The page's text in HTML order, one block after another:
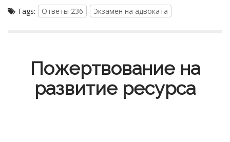
Tags: Ответы 236 Экзамен на адвоката
Пожертвование на
развитие ресурса